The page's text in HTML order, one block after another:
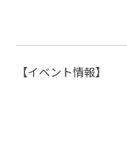
【イベント情報】